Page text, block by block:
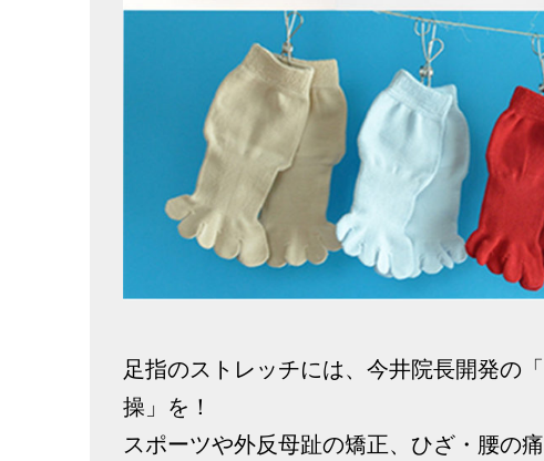
足指のストレッチには、今井院長開発の
操」を！
スポーツや外反母趾の矯正、ひざ・腰の